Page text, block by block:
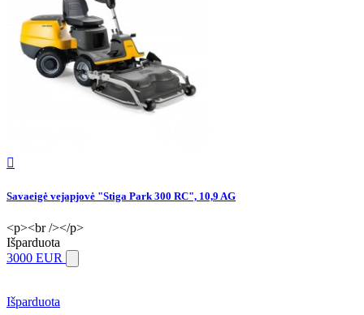

Savaeigė vejapjovė "Stiga Park 300 RC", 10,9 AG
<p><br /></p>
Išparduota
3000 EUR
Išparduota